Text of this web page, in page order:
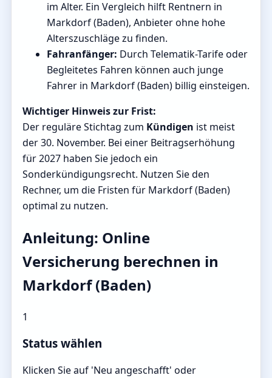
im Alter. Ein Vergleich hilft Rentnern in
Markdorf (Baden), Anbieter ohne hohe
Alterszuschläge zu finden.
Fahranfänger: Durch Telematik-Tarife oder
Begleitetes Fahren können auch junge
Fahrer in Markdorf (Baden) billig einsteigen.
Wichtiger Hinweis zur Frist:
Der reguläre Stichtag zum Kündigen ist meist
der 30. November. Bei einer Beitragserhöhung
für 2027 haben Sie jedoch ein
Sonderkündigungsrecht. Nutzen Sie den
Rechner, um die Fristen für Markdorf (Baden)
optimal zu nutzen.
Anleitung: Online
Versicherung berechnen in
Markdorf (Baden)
1
Status wählen
Klicken Sie auf 'Neu angeschafft' oder